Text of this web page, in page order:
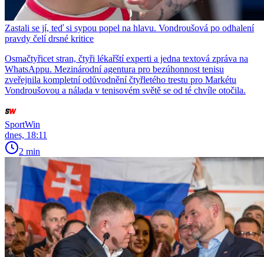
Zastali se jí, teď si sypou popel na hlavu. Vondroušová po odhalení
pravdy čelí drsné kritice
Osmačtyřicet stran, čtyři lékařští experti a jedna textová zpráva na
WhatsAppu. Mezinárodní agentura pro bezúhonnost tenisu
zveřejnila kompletní odůvodnění čtyřletého trestu pro Markétu
Vondroušovou a nálada v tenisovém světě se od té chvíle otočila.
SportWin
dnes, 18:11
2 min